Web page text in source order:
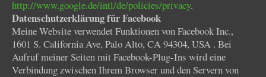
http://www.google.de/intl/de/policies/privacy.
Datenschutzerklärung für Facebook
Meine Website verwendet Funktionen von Facebook Inc.,
1601 S. California Ave, Palo Alto, CA 94304, USA . Bei
Aufruf meiner Seiten mit Facebook-Plug-Ins wird eine
Verbindung zwischen Ihrem Browser und den Servern von